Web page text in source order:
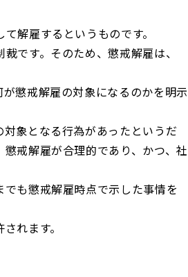
解雇するというものです。
です。そのため、懲戒解雇は、
懲戒解雇の対象になるのかを明示
象となる行為があったというだ
戒解雇が合理的であり、かつ、社
も懲戒解雇時点で示した事情を
れます。